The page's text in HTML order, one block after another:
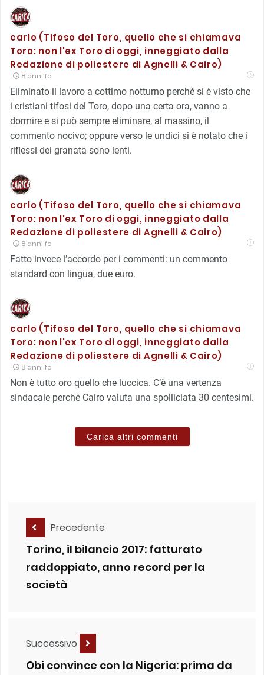
carlo (Tifoso del Toro, quello che si chiamava
Toro: non l'ex Toro di oggi, inneggiato dalla
Redazione di poliestere di Agnelli & Cairo)
8 anni fa
Eliminato il lavoro a cottimo notturno perché si è visto che
i cristiani tifosi del Toro, dopo una certa ora, vanno a
dormire e si può sempre eliminare, al massino, il
commento nocivo; oppure verso le undici si è notato che i
riflessi dei granata sono lenti.
carlo (Tifoso del Toro, quello che si chiamava
Toro: non l'ex Toro di oggi, inneggiato dalla
Redazione di poliestere di Agnelli & Cairo)
8 anni fa
Fatto invece l’accordo per i commenti: un commento
standard con lingua, due euro.
carlo (Tifoso del Toro, quello che si chiamava
Toro: non l'ex Toro di oggi, inneggiato dalla
Redazione di poliestere di Agnelli & Cairo)
8 anni fa
Non è tutto oro quello che luccica. C’è una vertenza
sindacale perché Cairo valuta una spolliciata 30 centesimi.
Carica altri commenti
Precedente
Torino, il bilancio 2017: fatturato
raddoppiato, anno record per la
società
Successivo
Obi convince con la Nigeria: prima da